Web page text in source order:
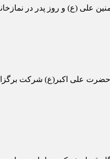
علی (ع) و روز پدر در
حضرت علی اکبر(ع) شرکت